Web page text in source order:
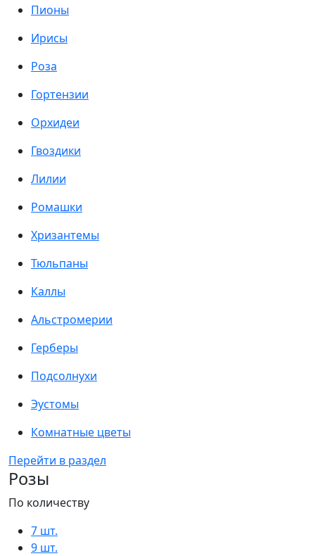
Пионы
Ирисы
Роза
Гортензии
Орхидеи
Гвоздики
Лилии
Ромашки
Хризантемы
Тюльпаны
Каллы
Альстромерии
Герберы
Подсолнухи
Эустомы
Комнатные цветы
Перейти в раздел
Розы
По количеству
7 шт.
9 шт.